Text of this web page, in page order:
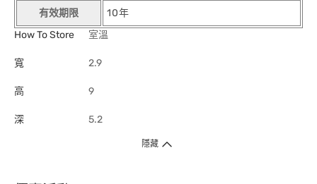
有效期限
10年
How To Store
室溫
寬 2.9
高 9
深 5.2
隱藏